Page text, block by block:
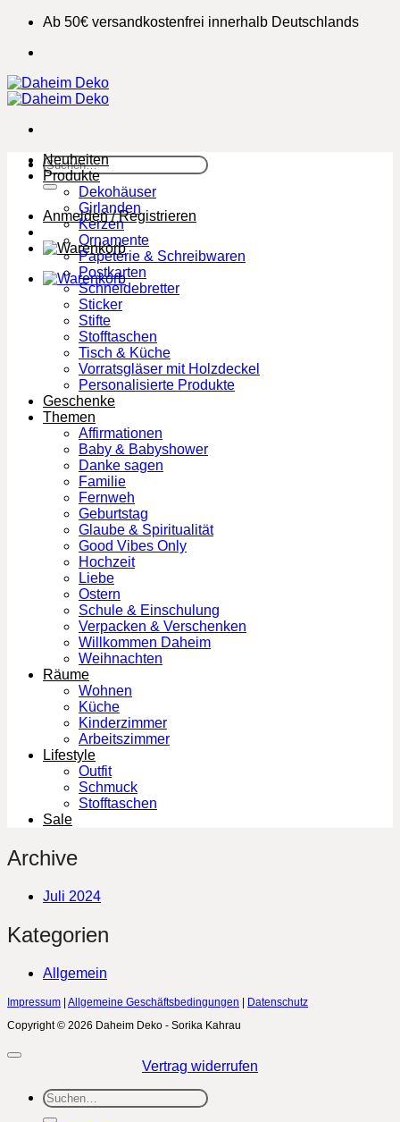
Zum
springen
Ab 50€ versandkostenfrei innerhalb Deutschlands
Suchen
nach:
Anmelden / Registrieren
Neuheiten
Produkte
Dekohäuser
Girlanden
Kerzen
Ornamente
Papeterie & Schreibwaren
Postkarten
Schneidebretter
Sticker
Stifte
Stofftaschen
Tisch & Küche
Vorratsgläser mit Holzdeckel
Personalisierte Produkte
Geschenke
Themen
Affirmationen
Baby & Babyshower
Danke sagen
Familie
Fernweh
Geburtstag
Glaube & Spiritualität
Good Vibes Only
Hochzeit
Liebe
Ostern
Schule & Einschulung
Verpacken & Verschenken
Willkommen Daheim
Weihnachten
Räume
Wohnen
Küche
Kinderzimmer
Arbeitszimmer
Lifestyle
Outfit
Schmuck
Stofftaschen
Sale
Archive
Juli 2024
Kategorien
Allgemein
Impressum | Allgemeine Geschäftsbedingungen | Datenschutz
Copyright © 2026 Daheim Deko - Sorika Kahrau
Vertrag widerrufen
Suchen
nach: